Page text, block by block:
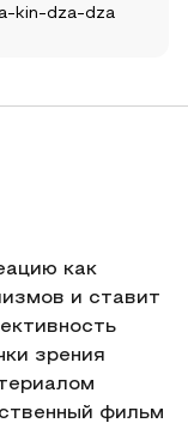
kin-dza-dza
как
и ставит
зрения
фильм